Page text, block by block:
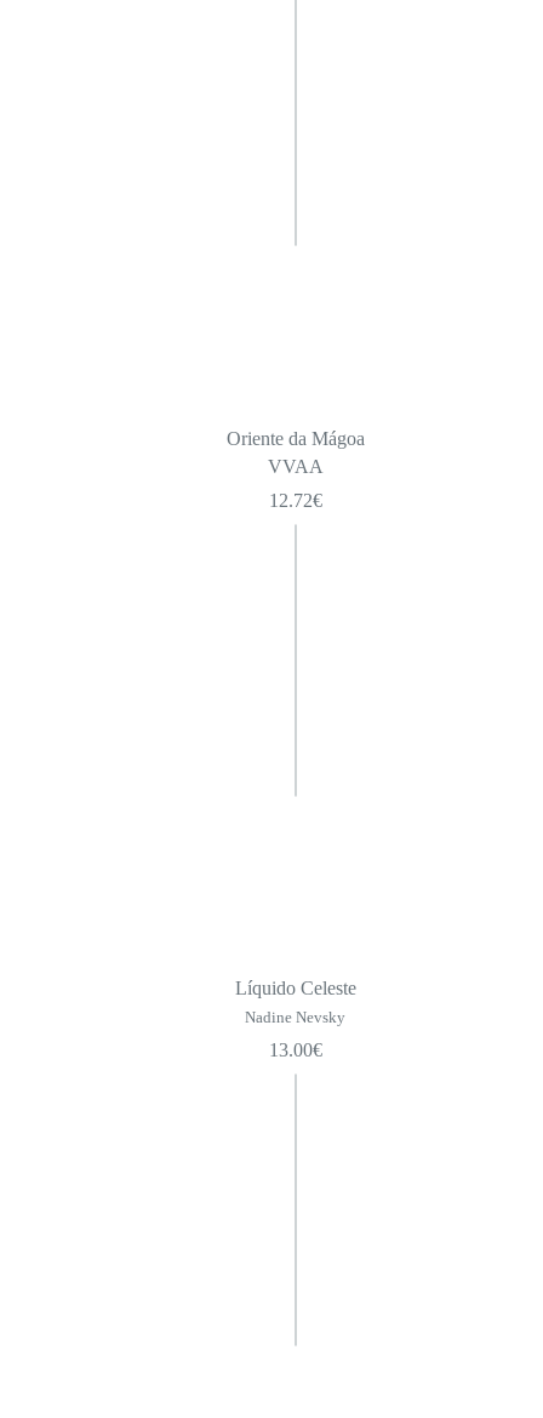
Oriente da Mágoa
VVAA
12.72€
Líquido Celeste
Nadine Nevsky
13.00€